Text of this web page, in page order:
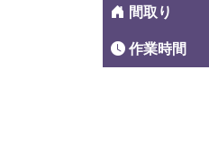
間取り
作業時間